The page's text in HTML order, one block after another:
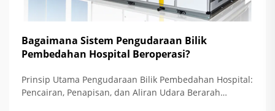
Bagaimana Sistem Pengudaraan Bilik
Pembedahan Hospital Beroperasi?
Prinsip Utama Pengudaraan Bilik Pembedahan Hospital:
Pencairan, Penapisan, dan Aliran Udara Berarah